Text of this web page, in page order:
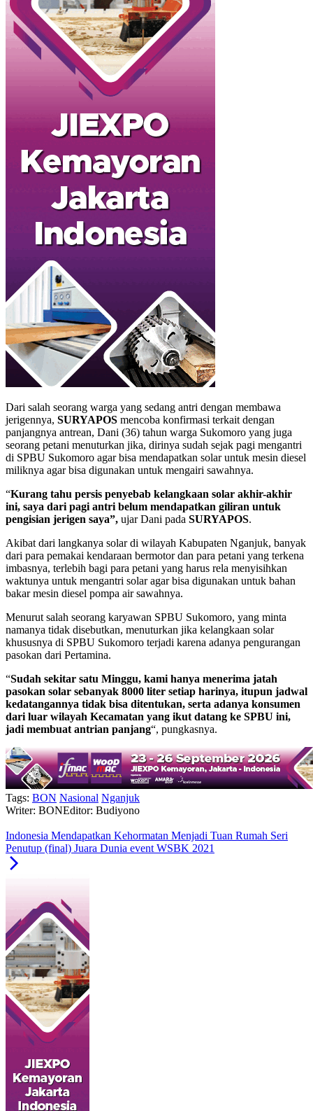
Dari salah seorang warga yang sedang antri dengan membawa
jerigennya, SURYAPOS mencoba konfirmasi terkait dengan
panjangnya antrean, Dani (36) tahun warga Sukomoro yang juga
seorang petani menuturkan jika, dirinya sudah sejak pagi mengantri
di SPBU Sukomoro agar bisa mendapatkan solar untuk mesin diesel
miliknya agar bisa digunakan untuk mengairi sawahnya.
“Kurang tahu persis penyebab kelangkaan solar akhir-akhir
ini, saya dari pagi antri belum mendapatkan giliran untuk
pengisian jerigen saya”, ujar Dani pada SURYAPOS.
Akibat dari langkanya solar di wilayah Kabupaten Nganjuk, banyak
dari para pemakai kendaraan bermotor dan para petani yang terkena
imbasnya, terlebih bagi para petani yang harus rela menyisihkan
waktunya untuk mengantri solar agar bisa digunakan untuk bahan
bakar mesin diesel pompa air sawahnya.
Menurut salah seorang karyawan SPBU Sukomoro, yang minta
namanya tidak disebutkan, menuturkan jika kelangkaan solar
khususnya di SPBU Sukomoro terjadi karena adanya pengurangan
pasokan dari Pertamina.
“Sudah sekitar satu Minggu, kami hanya menerima jatah
pasokan solar sebanyak 8000 liter setiap harinya, itupun jadwal
kedatangannya tidak bisa ditentukan, serta adanya konsumen
dari luar wilayah Kecamatan yang ikut datang ke SPBU ini,
jadi membuat antrian panjang“, pungkasnya.
Tags: BON Nasional Nganjuk
Writer: BONEditor: Budiyono
Indonesia Mendapatkan Kehormatan Menjadi Tuan Rumah Seri
Penutup (final) Juara Dunia event WSBK 2021